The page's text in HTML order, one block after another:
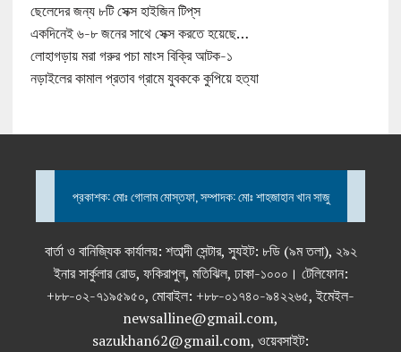
ছেলেদের জন্য ৮টি সেক্স হাইজিন টিপ্‌স
একদিনেই ৬-৮ জনের সাথে সেক্স করতে হয়েছে…
লোহাগড়ায় মরা গরুর পচা মাংস বিক্রি আটক-১
নড়াইলের কামাল প্রতাব গ্রামে যুবককে কুপিয়ে হত্যা
প্রকাশক: মোঃ গোলাম মোস্তফা, সম্পাদক: মোঃ শাহজাহান খান সাজু
বার্তা ও বানিজ্যিক কার্যালয়: শতাব্দী সেন্টার, স্যুইট: ৮ডি (৯ম তলা), ২৯২
ইনার সার্কুলার রোড, ফকিরাপুল, মতিঝিল, ঢাকা-১০০০। টেলিফোন:
+৮৮-০২-৭১৯৫৯৫০, মোবাইল: +৮৮-০১৭৪০-৯৪২২৬৫, ইমেইল-
newsalline@gmail.com,
sazukhan62@gmail.com, ওয়েবসাইট: